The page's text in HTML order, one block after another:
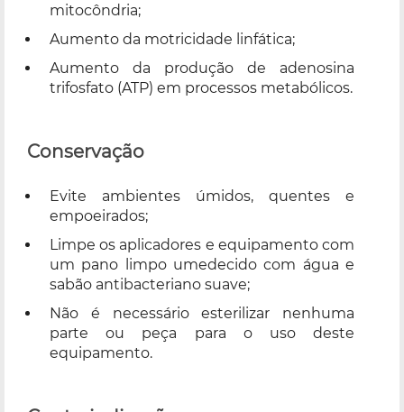
mitocôndria;
Aumento da motricidade linfática;
Aumento da produção de adenosina
trifosfato (ATP) em processos metabólicos.
Conservação
Evite ambientes úmidos, quentes e
empoeirados;
Limpe os aplicadores e equipamento com
um pano limpo umedecido com água e
sabão antibacteriano suave;
Não é necessário esterilizar nenhuma
parte ou peça para o uso deste
equipamento.